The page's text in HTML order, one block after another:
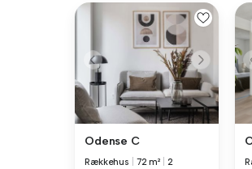
Odense C
Rækkehus 72 m²
2